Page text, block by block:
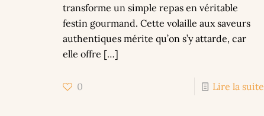
transforme un simple repas en véritable
festin gourmand. Cette volaille aux saveurs
authentiques mérite qu’on s’y attarde, car
elle offre […]
0 Lire la suite